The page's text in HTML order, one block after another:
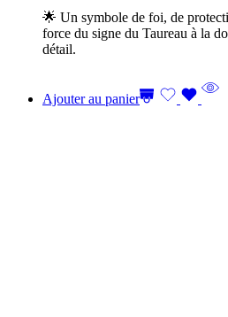
🌟 Un symbole de foi, de
force du signe du Taureau à la
détail.
Ajouter au panier